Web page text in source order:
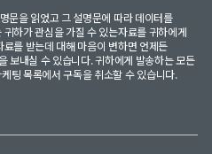
문을 읽었고 그 설명문에 따라 데이터를
하가 관심을 가질 수 있는자료를 귀하에게
를 받는데 대해 마음이 변하면 언제든
보내실 수 있습니다. 귀하에게 발송하는 모든
팅 목록에서 구독을 취소할 수 있습니다.